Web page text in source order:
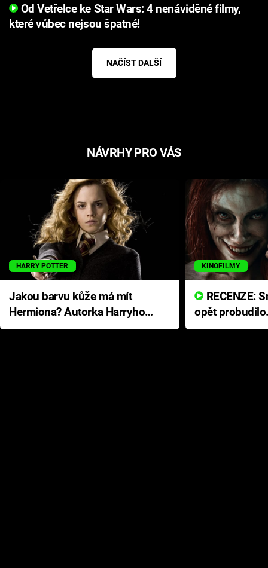
Od Vetřelce ke Star Wars: 4 nenáviděné filmy,
které vůbec nejsou špatné!
NAČÍST DALŠÍ
NÁVRHY PRO VÁS
HARRY POTTER
Jakou barvu kůže má mít
Hermiona? Autorka Harryho
Pottera přišla s ráznou
KINOFILMY
opět
přichází s